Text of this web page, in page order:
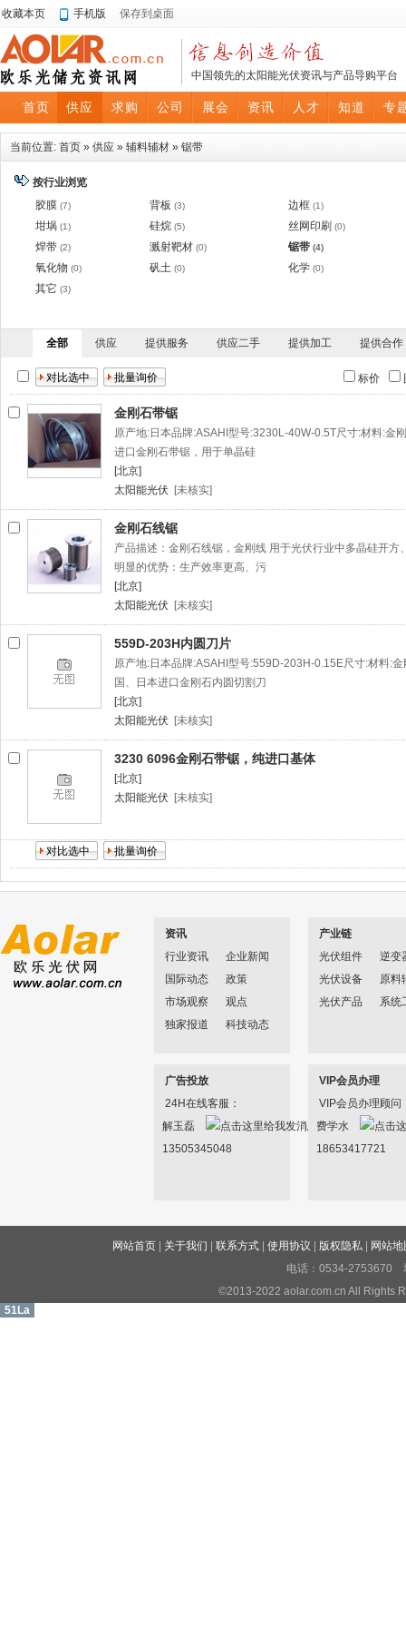
收藏本页 手机版 保存到桌面
中国领先的太阳能光伏资讯与产品导购平台
首页 供应 求购 公司 展会 资讯 人才 知道 专
当前位置: 首页 » 供应 » 辅料辅材 » 锯带
按行业浏览
胶膜 (7) 背板 (3) 边框 (1)
坩埚 (1) 硅烷 (5) 丝网印刷 (0)
焊带 (2) 溅射靶材 (0) 锯带 (4)
氧化物 (0) 矾土 (0) 化学 (0)
其它 (3)
全部 供应 提供服务 供应二手 提供加工 提供合作
标价
金刚石带锯
原产地:日本品牌:ASAHI型号:3230L-40W-0.5T尺寸:材料:金
进口金刚石带锯，用于单晶硅
[北京]
太阳能光伏 [未核实]
金刚石线锯
产品描述：金刚石线锯，金刚线 用于光伏行业中多晶硅开
明显的优势：生产效率更高、污
[北京]
太阳能光伏 [未核实]
559D-203H内圆刀片
原产地:日本品牌:ASAHI型号:559D-203H-0.15E尺寸:材料:
国、日本进口金刚石内圆切割刀
[北京]
太阳能光伏 [未核实]
3230 6096金刚石带锯，纯进口基体
[北京]
太阳能光伏 [未核实]
资讯
行业资讯
企业新闻
国际动态
政策
市场观察
观点
独家报道
科技动态
产业链
光伏组件
逆变
光伏设备
原料
光伏产品
系统
广告投放
24H在线客服：
解玉磊
13505345048
VIP会员办理
VIP会员办理顾问
费学水
18653417721
网站首页 关于我们 |联系方式 |使用协议 版权隐私
网站地
电话：0534-2753670
©2013-2022 aolar.com.cn All Rights
51La